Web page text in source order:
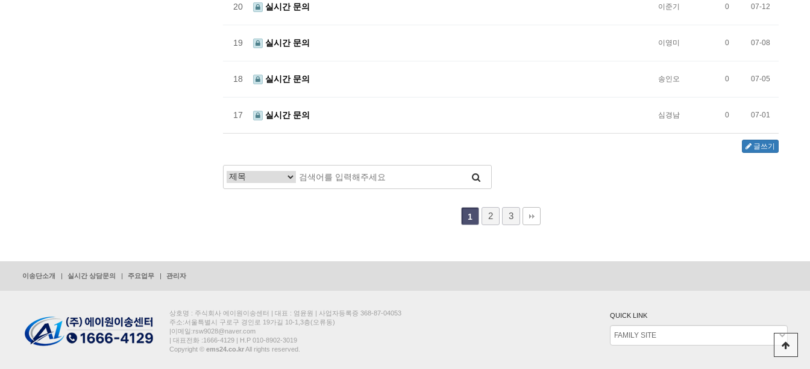
20 실시간 문의 이준기 0 07-12
19 실시간 문의 이영미 0 07-08
18 실시간 문의 송인오 0 07-05
17 실시간 문의 심경남 0 07-01
글쓰기
1 2 3
이송단소개 실시간 상담문의 주요업무 관리자
상호명 : 주식회사 에이원이송센터 | 대표 : 염윤원 | 사업자등록증 368-87-04053
주소:서울특별시 구로구 경인로 19가길 10-1,3층(오류동)
|이메일:rsw9028@naver.com
| 대표전화 :1666-4129 | H.P 010-8902-3019
Copyright © ems24.co.krAll rights reserved.
QUICK LINK